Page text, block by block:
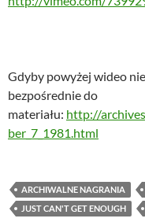
Gdyby powyżej wideo
bezpośrednie do
materiału: http://
ber_7_1981.html
ARCHIWALNE NAGRANIA
JUST CAN'T GET ENOUGH